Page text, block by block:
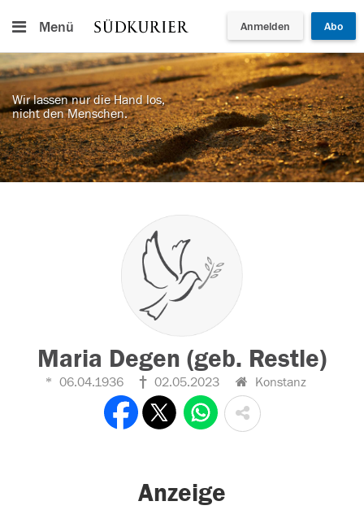
Menü Anmelden Abo
Wir lassen nur die Hand los,
nicht den Menschen.
Maria Degen (geb. Restle)
06.04.1936 02.05.2023 Konstanz
Anzeige